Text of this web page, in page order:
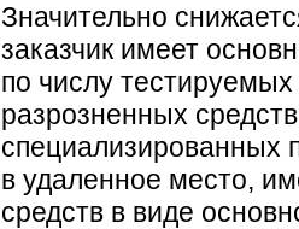
Значительно
заказчик имеет
по числу
разрозненных
специализированных
в удаленное место,
средств в виде